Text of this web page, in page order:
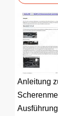
Anleitung